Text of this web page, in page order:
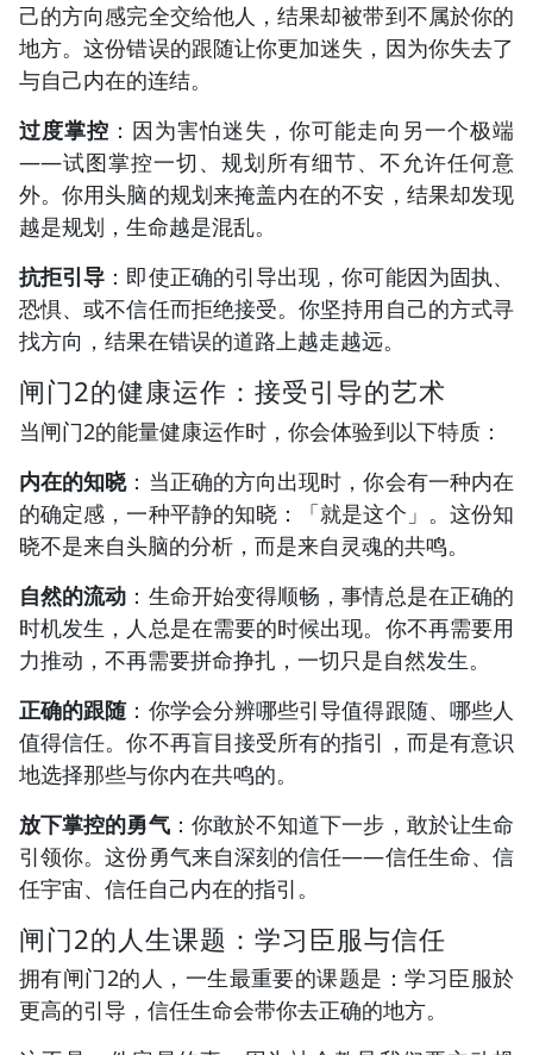
己的方向感完全交给他人，结果却被带到不属於你的
地方。这份错误的跟随让你更加迷失，因为你失去了
与自己内在的连结。
过度掌控 ：因为害怕迷失，你可能走向另一个极端
——试图掌控一切、规划所有细节、不允许任何意
外。你用头脑的规划来掩盖内在的不安，结果却发现
越是规划，生命越是混乱。
抗拒引导 ：即使正确的引导出现，你可能因为固执、
恐惧、或不信任而拒绝接受。你坚持用自己的方式寻
找方向，结果在错误的道路上越走越远。
闸门2的健康运作：接受引导的艺术
当闸门2的能量健康运作时，你会体验到以下特质：
内在的知晓：当正确的方向出现时，你会有一种内在
的确定感，一种平静的知晓：「就是这个」。这份知
晓不是来自头脑的分析，而是来自灵魂的共鸣。
自然的流动 ：生命开始变得顺畅，事情总是在正确的
时机发生，人总是在需要的时候出现。你不再需要用
力推动，不再需要拼命挣扎，一切只是自然发生。
正确的跟随：你学会分辨哪些引导值得跟随、哪些人
值得信任。你不再盲目接受所有的指引，而是有意识
地选择那些与你内在共鸣的。
放下掌控的勇气：你敢於不知道下一步，敢於让生命
引领你。这份勇气来自深刻的信任——信任生命、信
任宇宙、信任自己内在的指引。
闸门2的人生课题：学习臣服与信任
拥有闸门2的人，一生最重要的课题是：学习臣服於
更高的引导，信任生命会带你去正确的地方。